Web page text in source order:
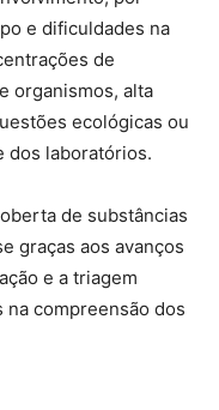
e dificuldades na
de
organismos, alta
ecológicas ou
dos laboratórios.
de substâncias
graças aos avanços
e a triagem
compreensão dos